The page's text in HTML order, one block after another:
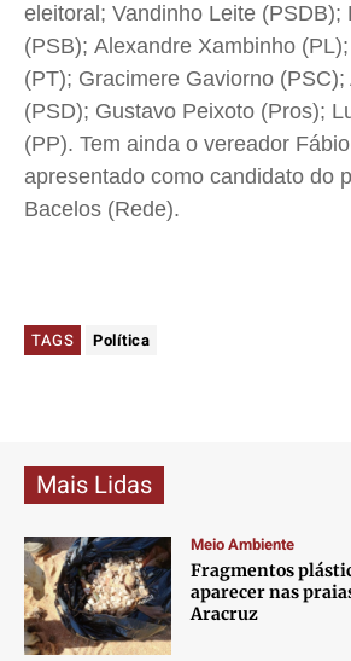
eleitoral; Vandinho Leite (PSDB);
(PSB); Alexandre Xambinho
(PT); Gracimere Gaviorno (PSC);
(PSD); Gustavo Peixoto (Pros);
(PP). Tem ainda o vereador
apresentado como candidato do
Bacelos (Rede).
TAGS Política
Mais Lidas
Meio Ambiente
Fragmentos
aparecer nas
Aracruz